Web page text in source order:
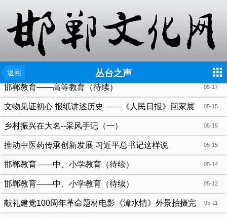
返回 丛台之声
05-17
邯郸教育——高等教育（待续）
05-15
文物见证初心 报纸讲述历史 ——《人民日报》回家展
在邯郸文化网举行 05-15
乡村振兴在大名--采风手记（一）
05-15
推动中医药传承创新发展 习近平总书记这样说
05-14
邯郸教育——中、小学教育（待续）
05-12
邯郸教育——中、小学教育（待续）
05-11
献礼建党100周年革命题材电影《漳水情》外景拍摄完